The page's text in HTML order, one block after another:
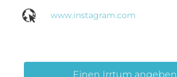
www.instagram.com
Einen Irrtum angeben